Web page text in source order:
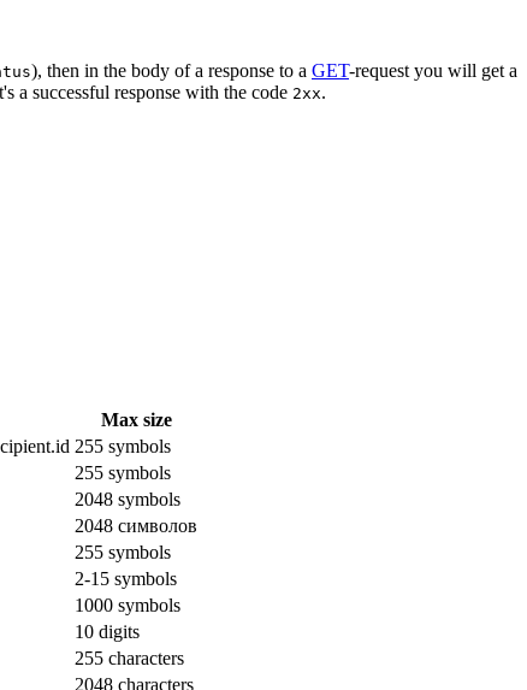
), then in the body of a response to a GET-request you will get a
a successful response with the code 2xx.
Max size
255 symbols
255 symbols
2048 symbols
2048 символов
255 symbols
2-15 symbols
1000 symbols
10 digits
255 characters
2048 characters